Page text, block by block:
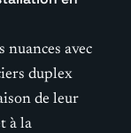
avec
duplex
de leur
à la